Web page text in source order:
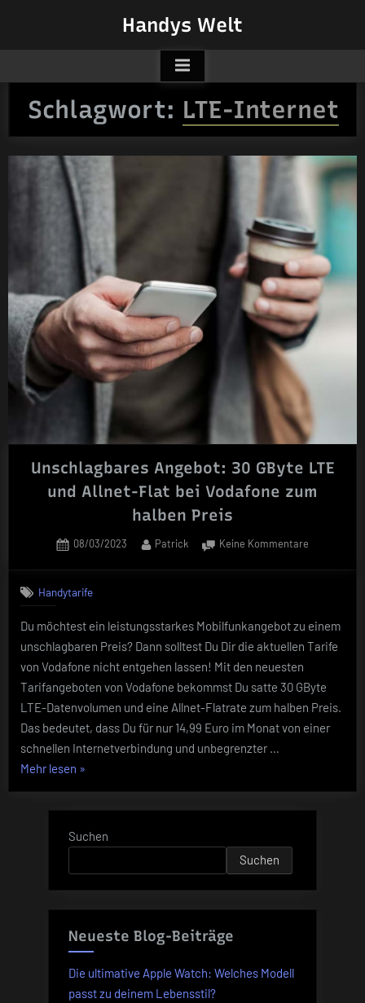
Handys Welt
Schlagwort: LTE-Internet
Unschlagbares Angebot: 30 GByte LTE
und Allnet-Flat bei Vodafone zum
halben Preis
Posted
08/03/2023 By
Patrick Keine Kommentarezu
LTE
und
Flat
bei
Vodafone
zum
Handytarife
Du möchtest ein leistungsstarkes Mobilfunkangebot zu einem
unschlagbaren Preis? Dann solltest Du Dir die aktuellen Tarife
von Vodafone nicht entgehen lassen! Mit den neuesten
Tarifangeboten von Vodafone bekommst Du satte 30 GByte
LTE-Datenvolumen und eine Allnet-Flatrate zum halben Preis.
Das bedeutet, dass Du für nur 14,99 Euro im Monat von einer
schnellen Internetverbindung und unbegrenzter …
Mehr lesen „Unschlagbares
30
GByte
LTE
Allnet-
Flat
bei
Vodafone
zum
halben
»
Suchen
Suchen
Neueste Blog-Beiträge
Die ultimative Apple Watch: Welches Modell
passt zu deinem Lebensstil?